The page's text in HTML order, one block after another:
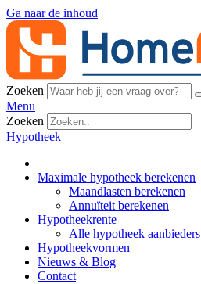
Ga naar de inhoud
Zoeken
Menu
Zoeken
Hypotheek
Maximale hypotheek berekenen
Maandlasten berekenen
Annuïteit berekenen
Hypotheekrente
Alle hypotheek aanbieders
Hypotheekvormen
Nieuws & Blog
Contact